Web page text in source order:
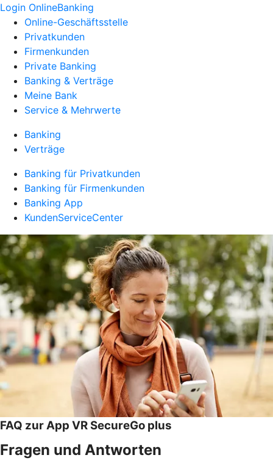
Login OnlineBanking
Online-Geschäftsstelle
Privatkunden
Firmenkunden
Private Banking
Banking & Verträge
Meine Bank
Service & Mehrwerte
Banking
Verträge
Banking für Privatkunden
Banking für Firmenkunden
Banking App
KundenServiceCenter
FAQ zur App VR SecureGo plus
Fragen und Antworten